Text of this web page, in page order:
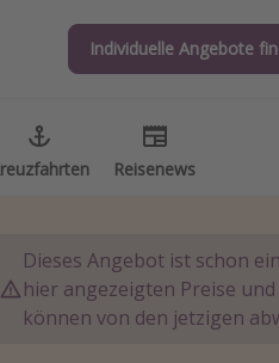
Individuelle Angebote
Reisenews
Individuelle Angebote
Reisenews
Dieses Angebot ist schon
hier angezeigten Preise
können von den jetzigen